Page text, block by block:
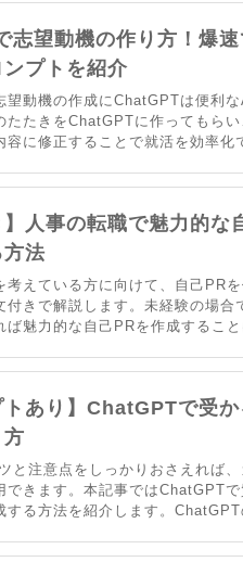
志望動機の作り方！爆速
プトを紹介
望動機の作成にChatGPTは便利
たたきをChatGPTに作ってもらい
容に修正することで就活を効率化
。実際に入力した画面の例も紹介
】人事の転職で魅力的な
方法
考えている方に向けて、自己PR
付きで解説します。未経験の場合
ば魅力的な自己PRを作成するこ
作成しましょう。
トあり】ChatGPTで受か
と注意点をしっかりおさえれば、
できます。本記事ではChatGPT
する方法を紹介します。ChatGPT